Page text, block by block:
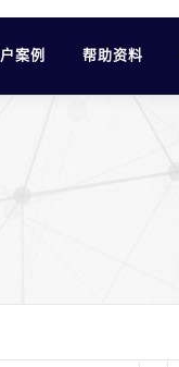
案例 帮助资料